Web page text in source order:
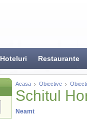
Hoteluri Restaurante
Acasa Obiective
Schitul
Neamt